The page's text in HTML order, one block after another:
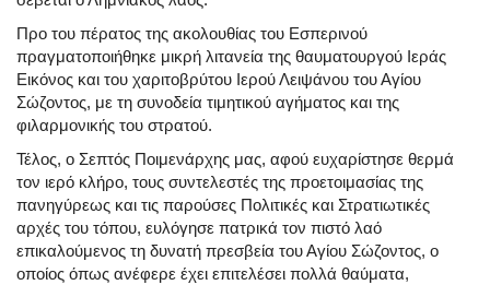
Προ του πέρατος της ακολουθίας του Εσπερινού
πραγματοποιήθηκε μικρή λιτανεία της θαυματουργού Ιεράς
Εικόνος και του χαριτοβρύτου Ιερού Λειψάνου του Αγίου
Σώζοντος, με τη συνοδεία τιμητικού αγήματος και της
φιλαρμονικής του στρατού.
Τέλος, ο Σεπτός Ποιμενάρχης μας, αφού ευχαρίστησε θερμά
τον ιερό κλήρο, τους συντελεστές της προετοιμασίας της
πανηγύρεως και τις παρούσες Πολιτικές και Στρατιωτικές
αρχές του τόπου, ευλόγησε πατρικά τον πιστό λαό
επικαλούμενος τη δυνατή πρεσβεία του Αγίου Σώζοντος, ο
οποίος όπως ανέφερε έχει επιτελέσει πολλά θαύματα,